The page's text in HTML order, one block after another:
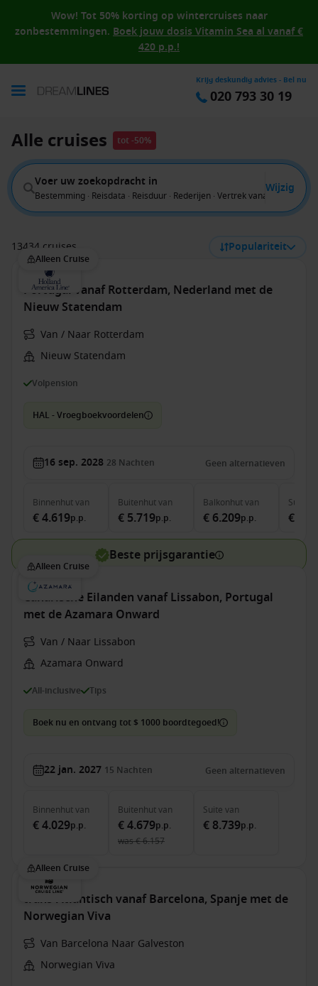
Wow! Tot 50% korting op wintercruises naar
zonbestemmingen. Boek jouw dosis Vitamin Sea al vanaf €
420 p.p.!
Krijg deskundig advies - Bel nu
020 793 30 19
Alle cruises tot -50%
Voer uw zoekopdracht in
Bestemming · Reisdata · Reisduur · Rederijen · Vertrek vanaf
Wijzig
13434 cruises Populariteit
Alleen Cruise
Portugal vanaf Rotterdam, Nederland met de
Nieuw Statendam
Van / Naar Rotterdam
Nieuw Statendam
Volpension
HAL - Vroegboekvoordelen
16 sep. 2028 28 Nachten Geen alternatieven
Binnenhutvan
€ 4.619p.p.
Buitenhutvan
€ 5.719p.p.
Balkonhutvan
€ 6.209p.p.
Suite
€
Beste prijsgarantie
Alleen Cruise
Canarische Eilanden vanaf Lissabon, Portugal
met de Azamara Onward
Van / Naar Lissabon
Azamara Onward
All-inclusive Tips
Boek nu en ontvang tot $ 1000 boordtegoed!
22 jan. 2027 15 Nachten Geen alternatieven
Binnenhutvan
€ 4.029p.p.
Buitenhutvan
€ 4.679p.p.
was€ 6.157
Suite van
€ 8.739p.p.
Alleen Cruise
trans-Atlantisch vanaf Barcelona, Spanje met de
Norwegian Viva
Van Barcelona Naar Galveston
Norwegian Viva